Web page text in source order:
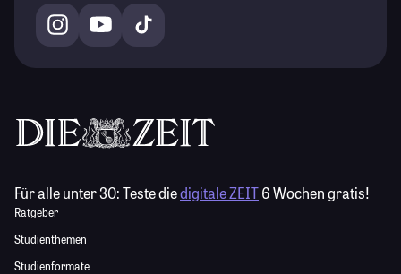
Für alle unter 30:Teste diedigitale ZEIT6 Wochen gratis!
Ratgeber
Studienthemen
Studienformate